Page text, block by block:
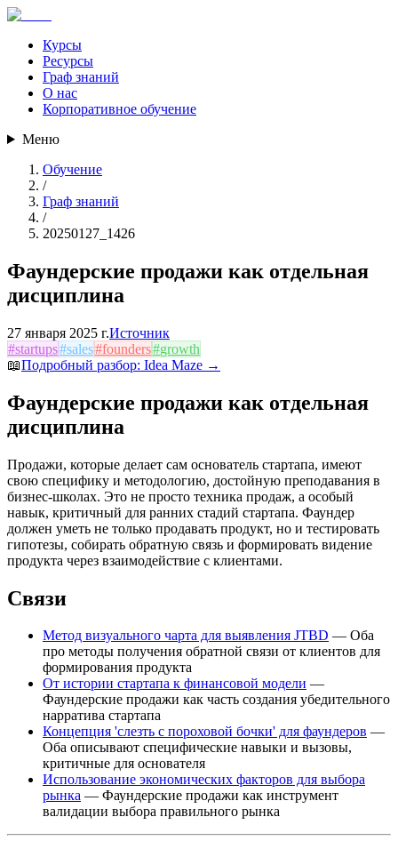
Курсы
Ресурсы
Граф знаний
О нас
Корпоративное обучение
Меню
Обучение
/
Граф знаний
/
20250127_1426
Фаундерские продажи как отдельная
дисциплина
27 января 2025 г.Источник
#startups#sales#founders#growth
📖Подробный разбор: Idea Maze →
Фаундерские продажи как отдельная
дисциплина
Продажи, которые делает сам основатель стартапа, имеют
свою специфику и методологию, достойную преподавания в
бизнес-школах. Это не просто техника продаж, а особый
навык, критичный для ранних стадий стартапа. Фаундер
должен уметь не только продавать продукт, но и тестировать
гипотезы, собирать обратную связь и формировать видение
продукта через взаимодействие с клиентами.
Связи
Метод визуального чарта для выявления JTBD — Оба
про методы получения обратной связи от клиентов для
формирования продукта
От истории стартапа к финансовой модели —
Фаундерские продажи как часть создания убедительного
нарратива стартапа
Концепция 'слезть с пороховой бочки' для фаундеров —
Оба описывают специфические навыки и вызовы,
критичные для основателя
Использование экономических факторов для выбора
рынка — Фаундерские продажи как инструмент
валидации выбора правильного рынка